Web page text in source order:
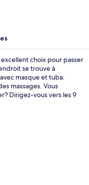
choix pour passer
se trouve à
masque et tuba.
massages. Vous
Dirigez-vous vers les 9
le le souper. Hôtel tout
en plus de
réfrigérateurs et des